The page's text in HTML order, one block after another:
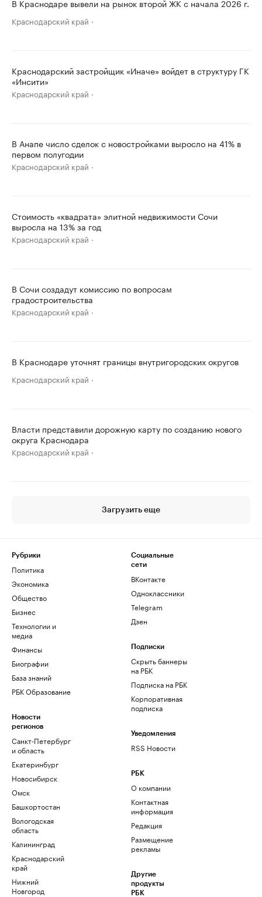
В Краснодаре вывели на рынок второй ЖК с начала 2026 г.
Краснодарский край
Краснодарский застройщик «Иначе» войдет в структуру ГК
«Инсити»
Краснодарский край
В Анапе число сделок с новостройками выросло на 41% в
первом полугодии
Краснодарский край
Стоимость «квадрата» элитной недвижимости Сочи
выросла на 13% за год
Краснодарский край
В Сочи создадут комиссию по вопросам
градостроительства
Краснодарский край
В Краснодаре уточнят границы внутригородских округов
Краснодарский край
Власти представили дорожную карту по созданию нового
округа Краснодара
Краснодарский край
Загрузить еще
Рубрики
Политика
Экономика
Общество
Бизнес
Технологии и
медиа
Финансы
Биографии
База знаний
РБК Образование
Новости
регионов
Санкт-Петербург
и область
Екатеринбург
Новосибирск
Омск
Башкортостан
Вологодская
область
Калининград
Краснодарский
край
Нижний
Новгород
Социальные
сети
ВКонтакте
Одноклассники
Telegram
Дзен
Подписки
Скрыть баннеры
на РБК
Подписка на РБК
Корпоративная
подписка
Уведомления
RSS Новости
РБК
О компании
Контактная
информация
Редакция
Размещение
рекламы
Другие
продукты
РБК